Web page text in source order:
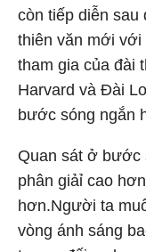
còn tiếp diễn sau
thiên văn mới
tham gia của đài
Harvard và Đài
bước sóng ngắn
Quan sát ở bước
phân giảỉ cao
hơn.Người ta
vòng ánh sáng